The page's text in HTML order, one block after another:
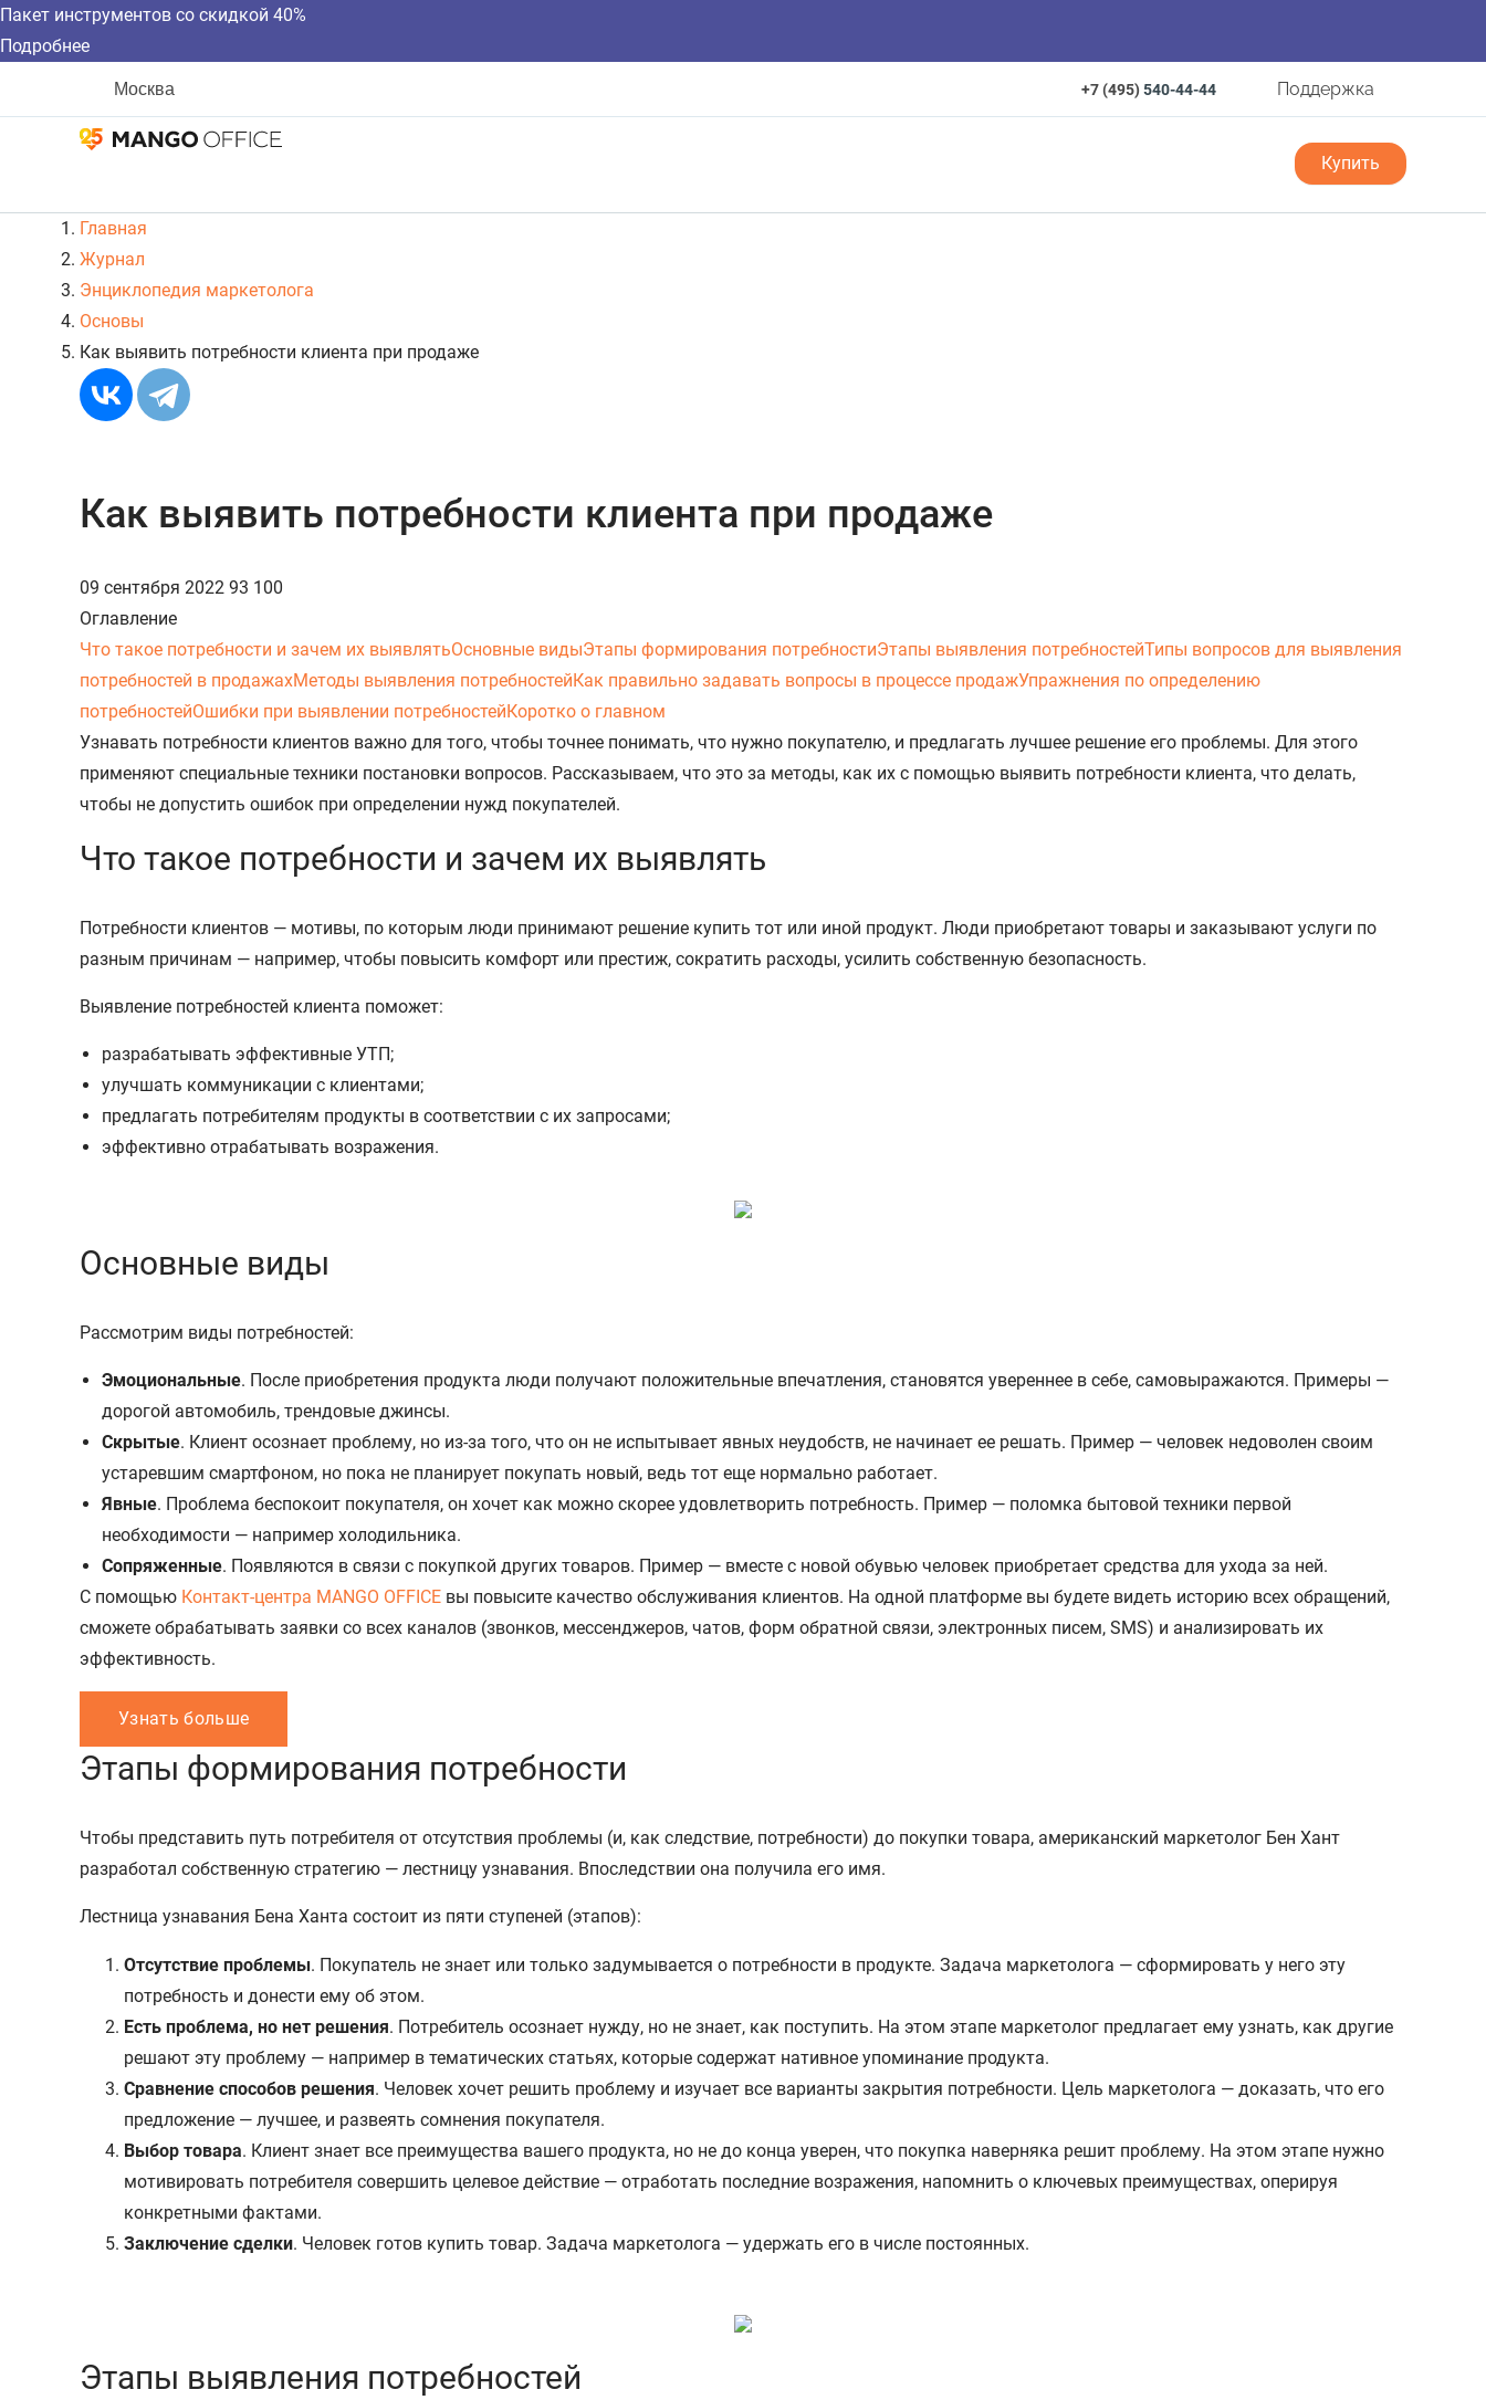
Пакет инструментов со скидкой 40%
Подробнее
Москва +7 (495)540-44-44 Поддержка
Купить
Главная
Журнал
Энциклопедия маркетолога
Основы
Как выявить потребности клиента при продаже
Как выявить потребности клиента при продаже
09 сентября 2022 93 100
Оглавление
Что такое потребности и зачем их выявлятьОсновные видыЭтапы формирования потребностиЭтапы выявления потребностейТипы вопросов для выявления
потребностей в продажахМетоды выявления потребностейКак правильно задавать вопросы в процессе продажУпражнения по определению
потребностейОшибки при выявлении потребностейКоротко о главном
Узнавать потребности клиентов важно для того, чтобы точнее понимать, что нужно покупателю, и предлагать лучшее решение его проблемы. Для этого
применяют специальные техники постановки вопросов. Рассказываем, что это за методы, как их с помощью выявить потребности клиента, что делать,
чтобы не допустить ошибок при определении нужд покупателей.
Что такое потребности и зачем их выявлять
Потребности клиентов — мотивы, по которым люди принимают решение купить тот или иной продукт. Люди приобретают товары и заказывают услуги по
разным причинам — например, чтобы повысить комфорт или престиж, сократить расходы, усилить собственную безопасность.
Выявление потребностей клиента поможет:
разрабатывать эффективные УТП;
улучшать коммуникации с клиентами;
предлагать потребителям продукты в соответствии с их запросами;
эффективно отрабатывать возражения.
Основные виды
Рассмотрим виды потребностей:
Эмоциональные. После приобретения продукта люди получают положительные впечатления, становятся увереннее в себе, самовыражаются. Примеры —
дорогой автомобиль, трендовые джинсы.
Скрытые. Клиент осознает проблему, но из-за того, что он не испытывает явных неудобств, не начинает ее решать. Пример — человек недоволен своим
устаревшим смартфоном, но пока не планирует покупать новый, ведь тот еще нормально работает.
Явные. Проблема беспокоит покупателя, он хочет как можно скорее удовлетворить потребность. Пример — поломка бытовой техники первой
необходимости — например холодильника.
Сопряженные. Появляются в связи с покупкой других товаров. Пример — вместе с новой обувью человек приобретает средства для ухода за ней.
С помощью Контакт-центра MANGO OFFICE вы повысите качество обслуживания клиентов. На одной платформе вы будете видеть историю всех обращений,
сможете обрабатывать заявки со всех каналов (звонков, мессенджеров, чатов, форм обратной связи, электронных писем, SMS) и анализировать их
эффективность.
Узнать больше
Этапы формирования потребности
Чтобы представить путь потребителя от отсутствия проблемы (и, как следствие, потребности) до покупки товара, американский маркетолог Бен Хант
разработал собственную стратегию — лестницу узнавания. Впоследствии она получила его имя.
Лестница узнавания Бена Ханта состоит из пяти ступеней (этапов):
Отсутствие проблемы. Покупатель не знает или только задумывается о потребности в продукте. Задача маркетолога — сформировать у него эту
потребность и донести ему об этом.
Есть проблема, но нет решения. Потребитель осознает нужду, но не знает, как поступить. На этом этапе маркетолог предлагает ему узнать, как другие
решают эту проблему — например в тематических статьях, которые содержат нативное упоминание продукта.
Сравнение способов решения. Человек хочет решить проблему и изучает все варианты закрытия потребности. Цель маркетолога — доказать, что его
предложение — лучшее, и развеять сомнения покупателя.
Выбор товара. Клиент знает все преимущества вашего продукта, но не до конца уверен, что покупка наверняка решит проблему. На этом этапе нужно
мотивировать потребителя совершить целевое действие — отработать последние возражения, напомнить о ключевых преимуществах, оперируя
конкретными фактами.
Заключение сделки. Человек готов купить товар. Задача маркетолога — удержать его в числе постоянных.
Этапы выявления потребностей